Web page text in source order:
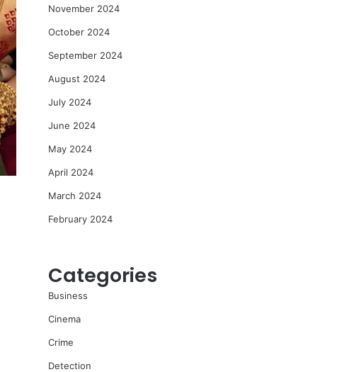
November 2024
October 2024
September 2024
August 2024
July 2024
June 2024
May 2024
April 2024
March 2024
February 2024
Categories
Business
Cinema
Crime
Detection